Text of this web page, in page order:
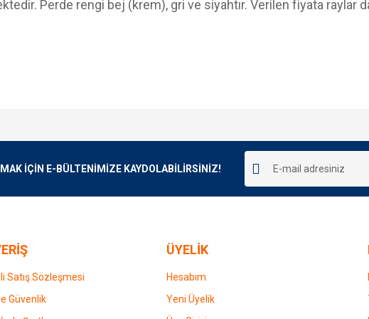
Perde rengi bej (krem), gri ve siyahtır. Verilen fiyata raylar
İÇİN E-BÜLTENİMİZE KAYDOLABİLİRSİNİZ!
Satış Sözleşmesi
Güvenlik
ÜYELİK
Hesabım
Yeni Üyelik